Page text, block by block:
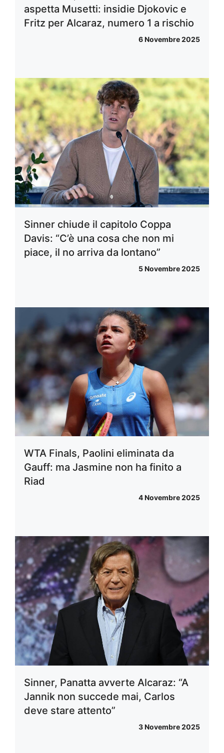
aspetta Musetti: insidie Djokovic e
Fritz per Alcaraz, numero 1 a rischio
6 Novembre 2025
Sinner chiude il capitolo Coppa
Davis: “C’è una cosa che non mi
piace, il no arriva da lontano”
5 Novembre 2025
WTA Finals, Paolini eliminata da
Gauff: ma Jasmine non ha finito a
Riad
4 Novembre 2025
Sinner, Panatta avverte Alcaraz: “A
Jannik non succede mai, Carlos
deve stare attento”
3 Novembre 2025